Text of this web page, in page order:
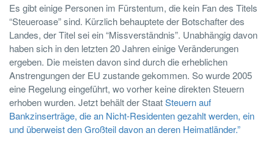
Es gibt einige Personen im Fürstentum, die kein Fan des Titels
“Steueroase” sind. Kürzlich behauptete der Botschafter des
Landes, der Titel sei ein “Missverständnis”. Unabhängig davon
haben sich in den letzten 20 Jahren einige Veränderungen
ergeben. Die meisten davon sind durch die erheblichen
Anstrengungen der EU zustande gekommen. So wurde 2005
eine Regelung eingeführt, wo vorher keine direkten Steuern
erhoben wurden. Jetzt behält der StaatSteuern auf
Bankzinserträge, die an Nicht-Residenten gezahlt werden, ein
und überweist den Großteil davon an deren Heimatländer.”